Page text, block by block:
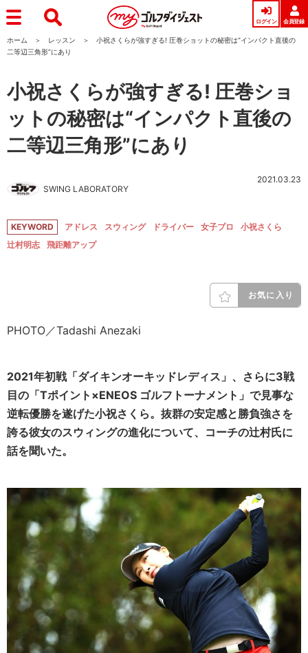
ログイン 会員登録
ホーム レッスン
小祝さくらが強すぎる! 圧巻ショットの秘密は“インパクト直後の
二等辺三角形”にあり
小祝さくらが強すぎる! 圧巻ショ
ットの秘密は“インパクト直後の
二等辺三角形”にあり
SWING LABORATORY
2021.03.23
KEYWORD アドレス スウィング ドライバー 女子プロ
小祝さくら
辻村明志
飛距離アップ
お気に入り
PHOTO／Tadashi Anezaki
2021年初戦「ダイキンオーキッドレディス」、さらに3戦
目の「Tポイント×ENEOS ゴルフトーナメント」で見事な
逆転優勝を遂げた小祝さくら。抜群の安定感と勝負強さを
誇る彼女のスウィングの進化について、コーチの辻村氏に
話を聞いた。